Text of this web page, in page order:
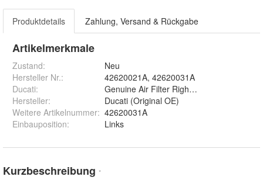
Produktdetails Zahlung, Versand & Rückgabe
Artikelmerkmale
Zustand:
Neu
Hersteller Nr.:
42620021A, 42620031A
Ducati:
Genuine Air Filter Right and Left
Hersteller:
Ducati (Original OE)
Weitere Artikelnummer: 42620031A
Einbauposition: Links
Kurzbeschreibung *